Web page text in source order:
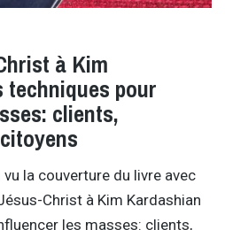
à Kim
techniques pour
clients,
la couverture du livre avec
Christ à Kim Kardashian
les masses: clients,